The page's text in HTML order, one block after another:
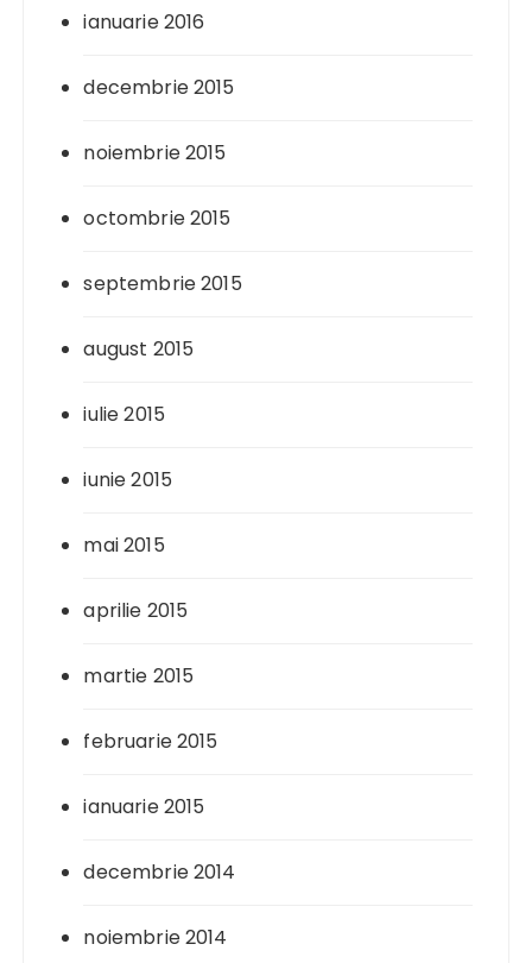
ianuarie 2016
decembrie 2015
noiembrie 2015
octombrie 2015
septembrie 2015
august 2015
iulie 2015
iunie 2015
mai 2015
aprilie 2015
martie 2015
februarie 2015
ianuarie 2015
decembrie 2014
noiembrie 2014